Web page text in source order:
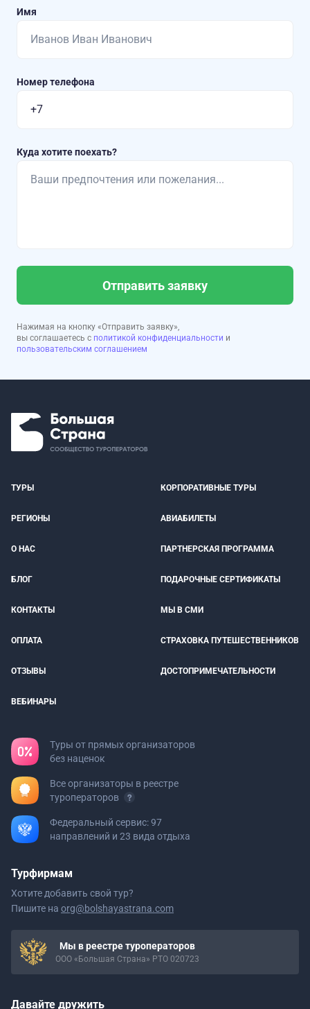
Имя
Номер телефона
Куда хотите поехать?
Отправить заявку
Нажимая на кнопку «Отправить заявку»,
вы соглашаетесь с политикой конфиденциальности и
пользовательским соглашением
ТУРЫ КОРПОРАТИВНЫЕ ТУРЫ
РЕГИОНЫ АВИАБИЛЕТЫ
О НАС ПАРТНЕРСКАЯ ПРОГРАММА
БЛОГ ПОДАРОЧНЫЕ СЕРТИФИКАТЫ
КОНТАКТЫ МЫ В СМИ
ОПЛАТА СТРАХОВКА ПУТЕШЕСТВЕННИКОВ
ОТЗЫВЫ ДОСТОПРИМЕЧАТЕЛЬНОСТИ
ВЕБИНАРЫ
Туры от прямых организаторов
без наценок
Все организаторы в реестре
туроператоров
Федеральный сервис: 97
направлений и 23 вида отдыха
Турфирмам
Хотите добавить свой тур?
Пишите на org@bolshayastrana.com
Мы в реестре туроператоров
ООО «Большая Страна» РТО 020723
Давайте дружить